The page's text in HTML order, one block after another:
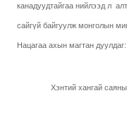
канадуудтайгаа нийлээд л
сайгүй байгуулж монголын
Нацагаа ахын магтан дуулдаг:
Хэнтий хангай